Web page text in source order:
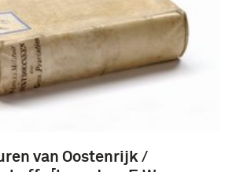
van Oostenrijk /